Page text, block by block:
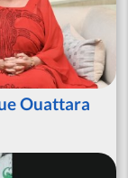
Ouattara